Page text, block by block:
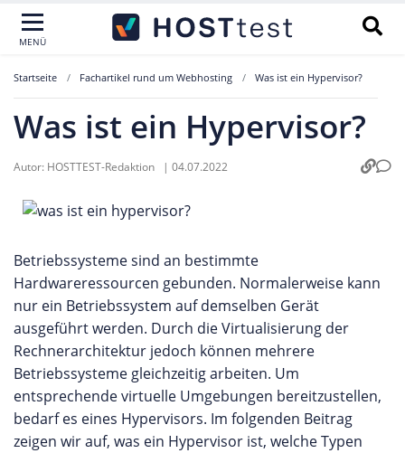
MENÜ
Startseite Fachartikel rund um Webhosting Was ist ein Hypervisor?
Was ist ein Hypervisor?
Autor: HOSTTEST-Redaktion | 04.07.2022
Betriebssysteme sind an bestimmte
Hardwareressourcen gebunden. Normalerweise kann
nur ein Betriebssystem auf demselben Gerät
ausgeführt werden. Durch die Virtualisierung der
Rechnerarchitektur jedoch können mehrere
Betriebssysteme gleichzeitig arbeiten. Um
entsprechende virtuelle Umgebungen bereitzustellen,
bedarf es eines Hypervisors. Im folgenden Beitrag
zeigen wir auf, was ein Hypervisor ist, welche Typen